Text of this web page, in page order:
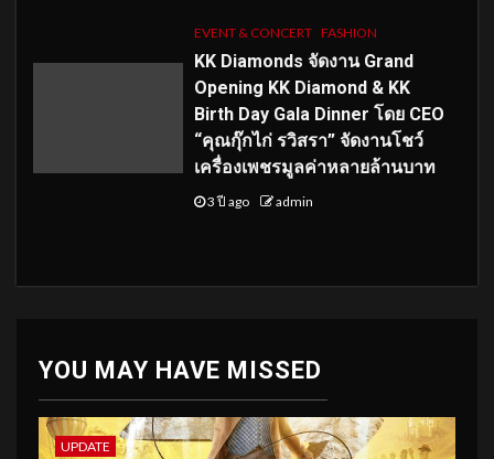
EVENT & CONCERT FASHION
KK Diamonds จัดงาน Grand
Opening KK Diamond & KK
Birth Day Gala Dinner โดย CEO
“คุณกุ๊กไก่ รวิสรา” จัดงานโชว์
เครื่องเพชรมูลค่าหลายล้านบาท
3 ปี ago admin
YOU MAY HAVE MISSED
UPDATE